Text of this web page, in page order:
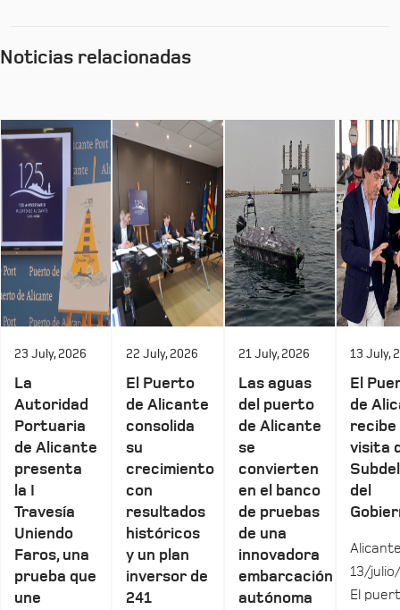
Noticias relacionadas
23 July, 2026
La
Autoridad
Portuaria
de Alicante
presenta
la I
Travesía
Uniendo
Faros, una
prueba que
une
22 July, 2026
El Puerto
de Alicante
consolida
su
crecimiento
con
resultados
históricos
y un plan
inversor de
241
21 July, 2026
Las aguas
del puerto
de Alicante
se
convierten
en el banco
de pruebas
de una
innovadora
embarcación
autónoma
13 July,
El
de
recibe
visita
del
13/
El